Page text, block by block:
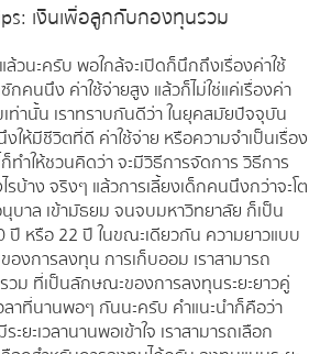
เงินเพื่อลูกกับกองทุนรวม
วนะครับ พอใกล้จะเปิดก็นึกถึงเรื่องค่าใช้
คนนึง ค่าใช้จ่ายสูง แล้วก็ไม่ใช่แค่เรื่องค่า
เท่านั้น เราทราบกันดีว่า ในยุคสมัยปัจจุบัน
ให้มีชีวิตที่ดี ค่าใช้จ่าย หรือความจำเป็นเรื่อง
ำให้ชวนคิดว่า จะมีวิธีการจัดการ วิธีการ
รบ้าง จริงๆ แล้วการเลี้ยงเด็กคนนึงกว่าจะโต
นุบาล เข้ามัธยม จนจบมหาวิทยาลัย ก็เป็น
ปี หรือ 22 ปี ในขณะเดียวกัน ความยาวแบบ
องการลงทุน การเก็บออม เราสามารถ
วม ที่เป็นลักษณะของการลงทุนระยะยาวคู่
วลาที่นานพอๆ กันนะครับ คำแนะนำก็คือว่า
ยะเวลานานพอเข้าใจ เราสามารถเลือก